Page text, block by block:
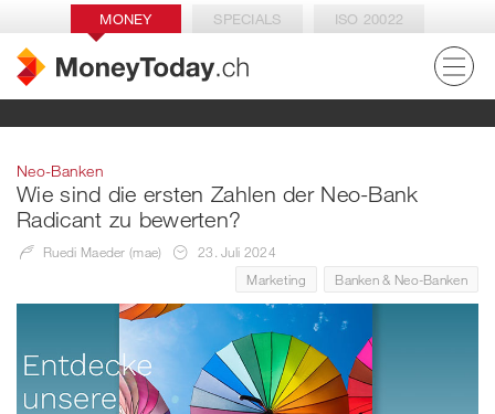
MONEY SPECIALS ISO 20022
Neo-Banken
Wie sind die ersten Zahlen der Neo-Bank
Radicant zu bewerten?
Ruedi Maeder (mae)
23. Juli 2024
Marketing
Banken & Neo-Banken